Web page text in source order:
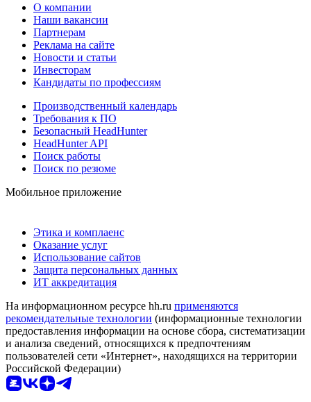
О компании
Наши вакансии
Партнерам
Реклама на сайте
Новости и статьи
Инвесторам
Кандидаты по профессиям
Производственный календарь
Требования к ПО
Безопасный HeadHunter
HeadHunter API
Поиск работы
Поиск по резюме
Мобильное приложение
Этика и комплаенс
Оказание услуг
Использование сайтов
Защита персональных данных
ИТ аккредитация
На информационном ресурсе hh.ru применяются
рекомендательные технологии (информационные технологии
предоставления информации на основе сбора, систематизации
и анализа сведений, относящихся к предпочтениям
пользователей сети «Интернет», находящихся на территории
Российской Федерации)